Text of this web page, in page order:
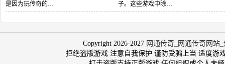
是因为玩传奇的… 子。这些游戏中除…
Copyright 2026-2027 网通传奇_网通传奇网站
拒绝盗版游戏 注意自我保护 谨防受骗上当 适度游